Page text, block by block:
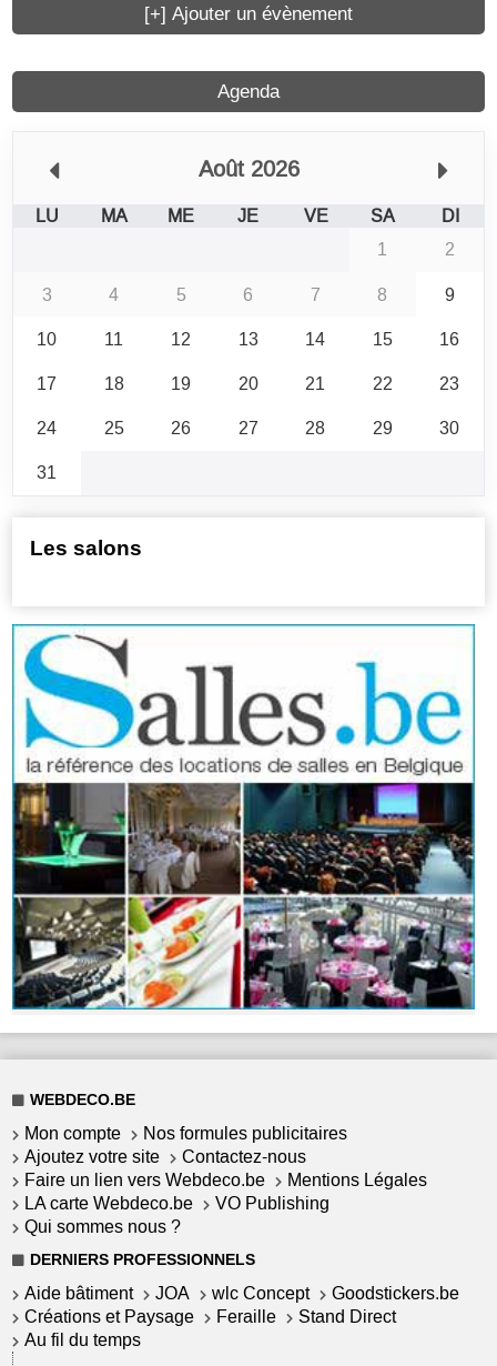
Agenda
Août 2026
LU MA ME JE VE SA
DI
1
2
3
4 5 6 7 8
9
10
11 12 13 14 15
16
17
18 19 20 21 22
23
24
25 26 27 28 29
30
31
[+] Ajouter un évènement
Les salons
WEBDECO.BE
Mon compte
Nos formules publicitaires
Ajoutez votre site
Contactez-nous
Faire un lien vers Webdeco.be
Mentions Légales
LA carte Webdeco.be
VO Publishing
Qui sommes nous ?
DERNIERS PROFESSIONNELS
Aide bâtiment JOA wlc Concept
Goodstickers.be
Créations et Paysage
Feraille
Stand Direct
Au fil du temps